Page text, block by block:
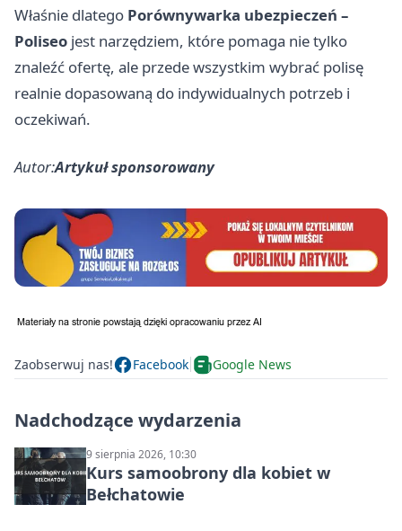
Właśnie dlatego Porównywarka ubezpieczeń –
Poliseo jest narzędziem, które pomaga nie tylko
znaleźć ofertę, ale przede wszystkim wybrać polisę
realnie dopasowaną do indywidualnych potrzeb i
oczekiwań.
Autor:Artykuł sponsorowany
Zaobserwuj nas! Facebook Google News
Nadchodzące wydarzenia
9 sierpnia 2026, 10:30
Kurs samoobrony dla kobiet w
Bełchatowie